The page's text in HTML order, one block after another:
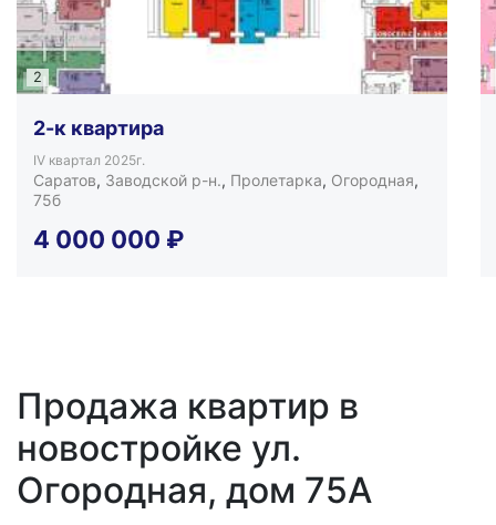
2
2-к квартира
IV квартал 2025г.
Саратов, Заводской р-н., Пролетарка, Огородная,
75б
4 000 000 ₽
Продажа квартир в
новостройке ул.
Огородная, дом 75А